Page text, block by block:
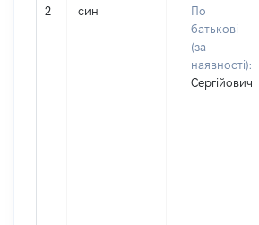
2 син
По
батькові
(за
наявності):
Сергійович